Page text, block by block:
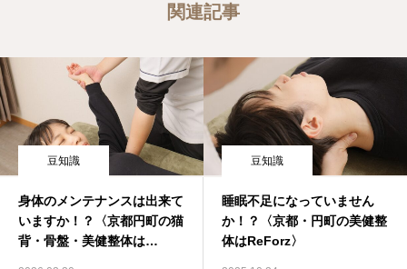
関連記事
豆知識
身体のメンテナンスは出来て
いますか！？〈京都円町の猫
背・骨盤・美健整体は
豆知識
睡眠不足になっていません
か！？〈京都・円町の美健整
体はReForz〉